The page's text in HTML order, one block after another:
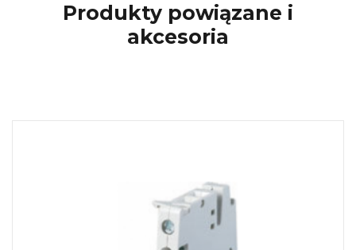
Produkty powiązane i
akcesoria